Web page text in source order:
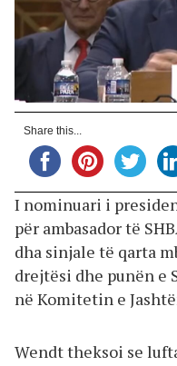
Share this...
I nominuari i
për ambasador të
dha sinjale të qarta
drejtësi dhe punën e
në Komitetin e
Wendt theksoi se